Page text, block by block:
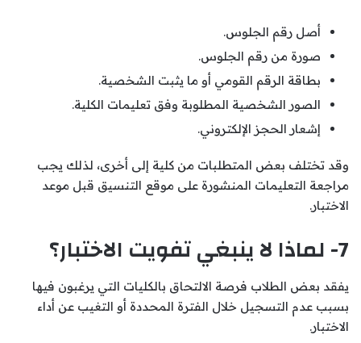
أصل رقم الجلوس.
صورة من رقم الجلوس.
بطاقة الرقم القومي أو ما يثبت الشخصية.
الصور الشخصية المطلوبة وفق تعليمات الكلية.
إشعار الحجز الإلكتروني.
وقد تختلف بعض المتطلبات من كلية إلى أخرى، لذلك يجب
مراجعة التعليمات المنشورة على موقع التنسيق قبل موعد
الاختبار.
7- لماذا لا ينبغي تفويت الاختبار؟
يفقد بعض الطلاب فرصة الالتحاق بالكليات التي يرغبون فيها
بسبب عدم التسجيل خلال الفترة المحددة أو التغيب عن أداء
الاختبار.